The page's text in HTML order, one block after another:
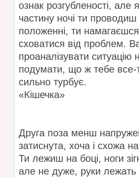
ознак розгубленості, але
частину ночі ти
положенні, ти
сховатися від проблем.
проаналізувати ситуацію
подумати, що ж тебе все-
сильно турбує.
«Кішечка»
Друга поза менш
затиснута, хоча і схожа
Ти лежиш на боці, ноги
але не дуже, руки лежать